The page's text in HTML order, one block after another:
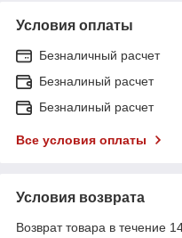
Условия оплаты
Безналичный расчет
Безналиный расчет
Безналиный расчет
Все условия оплаты
Условия возврата
Возврат товара в течение